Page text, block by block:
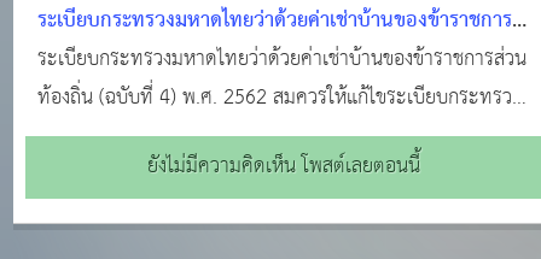
ระเบียบกระทรวงมหาดไทยว่าด้วยค่าเช่าบ้านของข้าราชการ
ส่วนท้องถิ่น (ฉบับที่ 4) พ.ศ. 2562
ระเบียบกระทรวงมหาดไทยว่าด้วยค่าเช่าบ้านของข้าราชการส่วน
ท้องถิ่น (ฉบับที่ 4) พ.ศ. 2562 สมควรให้แก้ไขระเบียบกระทรวง
มหาดไทยว่าด้วยค่าเช่าบ้านของข้าราชการส่วนท้องถิ่นให้
สอดคล้องกับส่วนราชการ อาศัยอำนาจตามความใน มาตรา ๖
และมาตรา ๗๖ แห่งพระราชบัญญัติองค์การบริห
ยังไม่มีความคิดเห็น โพสต์เลยตอนนี้